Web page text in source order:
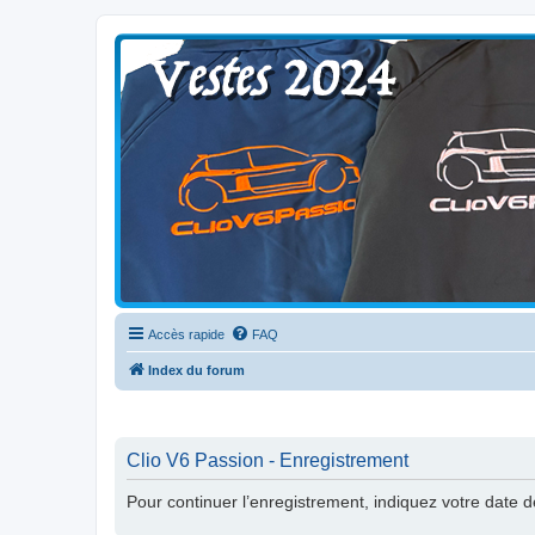
Clio V6 Passion
Le site français des passionnés de Clio V6
Accès rapide FAQ
Index du forum
Clio V6 Passion - Enregistrement
Pour continuer l’enregistrement, indiquez votre date